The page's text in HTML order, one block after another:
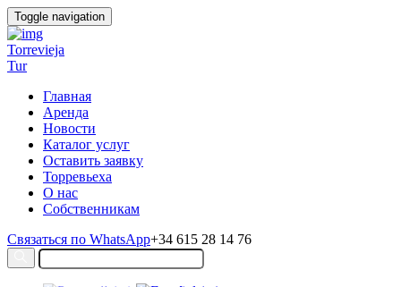
Toggle navigation
Torrevieja
Tur
Главная
Аренда
Новости
Каталог услуг
Оставить заявку
Торревьеха
О нас
Собственникам
Связаться по WhatsApp+34 615 28 14 76